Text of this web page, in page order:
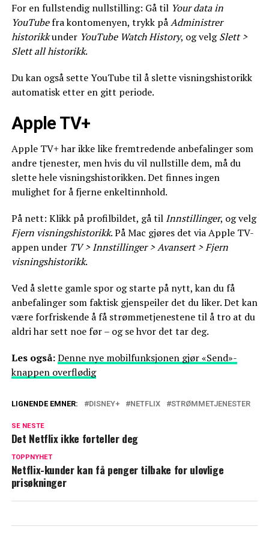
For en fullstendig nullstilling: Gå til Your data in
YouTubefra kontomenyen, trykk påAdministrer
historikkunder YouTube Watch History, og velgSlett >
Slett all historikk.
Du kan også sette YouTube til å slette visningshistorikk
automatisk etter en gitt periode.
Apple TV+
Apple TV+ har ikke like fremtredende anbefalinger som
andre tjenester, men hvis du vil nullstille dem, må du
slette hele visningshistorikken. Det finnes ingen
mulighet for å fjerne enkeltinnhold.
På nett: Klikk på profilbildet, gå til Innstillinger, og velg
Fjern visningshistorikk. På Mac gjøres det via Apple TV-
appen under TV > Innstillinger > Avansert > Fjern
visningshistorikk.
Ved å slette gamle spor og starte på nytt, kan du få
anbefalinger som faktisk gjenspeiler det du liker. Det kan
være forfriskende å få strømmetjenestene til å tro at du
aldri har sett noe før – og se hvor det tar deg.
Les også:Denne nye mobilfunksjonen gjør «Send»-
knappen overflødig
LIGNENDE EMNER: DISNEY+ NETFLIX STRØMMETJENESTER
SE NESTE
Det Netflix ikke forteller deg
TOPPNYHET
Netflix-kunder kan få penger tilbake for ulovlige
prisøkninger